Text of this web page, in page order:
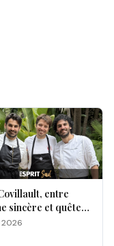
entre
sincère et quête
2026